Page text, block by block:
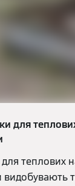
для
теплових
видобувають